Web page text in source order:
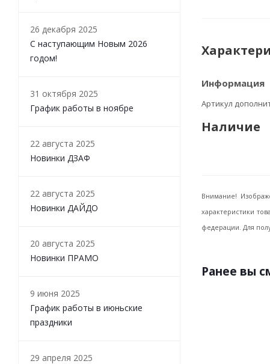
Информация
Артикул
Наличие
Внимание!
характеристики
федерации. Для
Ранее вы
26 декабря 2025
С наступающим Новым 2026
годом!
31 октября 2025
График работы в ноябре
22 августа 2025
Новинки ДЗАФ
22 августа 2025
Новинки ДАЙДО
20 августа 2025
Новинки ПРАМО
9 июня 2025
График работы в июньские
праздники
29 апреля 2025